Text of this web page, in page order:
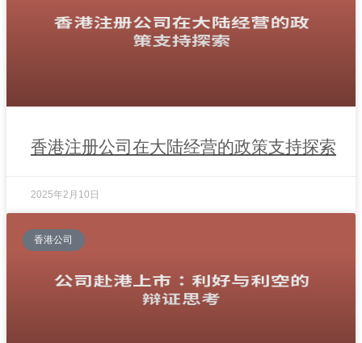
香港注册公司在大陆经营的政策支持探索
2025年2月10日
香港公司